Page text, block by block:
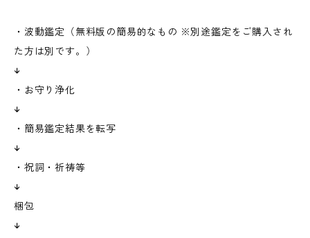
・波動鑑定（無料版の簡易的なもの ※別途鑑定をご購入され
た方は別です。）
↓
・お守り浄化
↓
・簡易鑑定結果を転写
↓
・祝詞・祈祷等
↓
梱包
↓